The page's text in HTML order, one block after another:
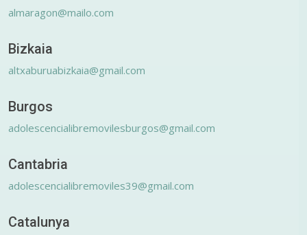
almaragon@mailo.com
Bizkaia
altxaburuabizkaia@gmail.com
Burgos
adolescencialibremovilesburgos@gmail.com
Cantabria
adolescencialibremoviles39@gmail.com
Catalunya